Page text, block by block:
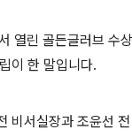
열린 골든글러브 수
이 한 말입니다.
비서실장과 조윤선